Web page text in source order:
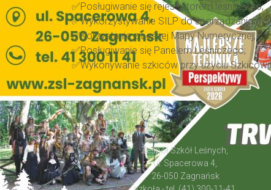
✅Posługiwanie się rejestratorem leśniczego;
✅Wykorzystywanie SILP do sporządzania
✅Korzystanie z Leśnej Mapy Numerycznej;
✅Posługiwanie się Panelem Leśniczego;
✅Wykonywanie szkiców przy użyciu
Zespół Szkół Leśnych,
ul. Spacerowa 4,
26-050 Zagnańsk